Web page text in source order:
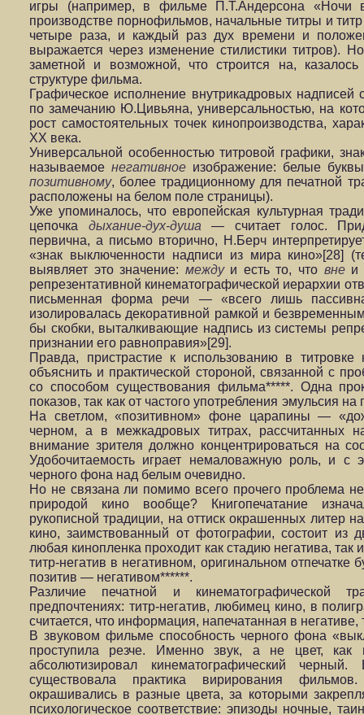
игры (например, в фильме П.Т.Андерсона «Ночи
производстве порнофильмов, начальные титры и
четыре раза, и каждый раз дух времени и
выражается через изменение стилистики титров).
заметной и возможной, что строится на,
структуре фильма.
Графическое исполнение внутрикадровых
по замечанию Ю.Цивьяна, универсальностью, на
рост самостоятельных точек кинопроизводства,
ХХ века.
Универсальной особенностью титровой графики,
называемоенегативное изображение: белые
позитивному, более традиционному для печатной
расположены на белом поле страницы).
Уже упоминалось, что европейская культурная
цепочка дыхание-дух-душа— считает голос.
первична, а письмо вторично, Н.Берч
«знак выключенности надписи из мира кино»[28]
выявляет это значение: междуи есть то, что внеи
репрезентативной кинематографической иерархии
письменная форма речи — «всего лишь
изолировалась декоративной рамкой и
бы скобки, выталкивающие надпись из системы
признании его равноправия»[29].
Правда, пристрастие к использованию в титровке
объяснить и практической стороной, связанной с
со способом существования фильма*****. Одна
показов, так как от частого употребления эмульсия
На светлом, «позитивном» фоне царапины —
черном, а в межкадровых титрах, рассчитанных
внимание зрителя должно концентрироваться на
Удобочитаемость играет немаловажную роль, и с
черного фона над белым очевидно.
Но не связана ли помимо всего прочего проблема
природой кино вообще? Книгопечатание
рукописной традиции, на оттиск окрашенных литер
кино, заимствованный от фотографии, состоит из
любая кинопленка проходит как стадию негатива,
титр-негатив в негативном, оригинальном отпечатке
позитив — негативом******.
Различие печатной и кинематографической
предпочтениях: титр-негатив, любимец кино, в
считается, что информация, напечатанная в негативе,
В звуковом фильме способность черного фона
проступила резче. Именно звук, а не цвет,
абсолютизировал кинематографический
существовала практика вирирования
окрашивались в разные цвета, за которыми
психологическое соответствие: эпизоды ночные,